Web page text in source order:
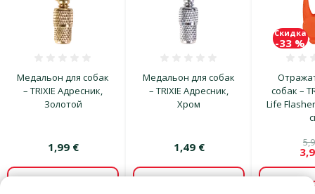
Медальон для собак
– TRIXIE Адресник,
Золотой
1,99 €
Медальон для собак
– TRIXIE Адресник,
Хром
1,49 €
собак –
Life
Скидка
-33 %
В